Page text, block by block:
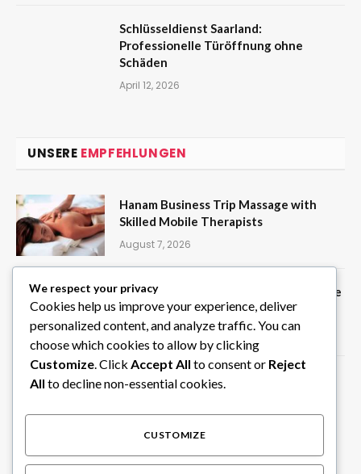
Schlüsseldienst Saarland:
Professionelle Türöffnung ohne
Schäden
April 12, 2026
UNSERE EMPFEHLUNGEN
Hanam Business Trip Massage with
Skilled Mobile Therapists
August 7, 2026
Create Random Picks Instantly with the
Wheel of Names Tool on ClassTools24
August 6, 2026
Privater Chauffeur in Südindien für
August 6, 2026
We respect your privacy
Cookies help us improve your experience, deliver
personalized content, and analyze traffic. You can
choose which cookies to allow by clicking
Customize. Click Accept All to consent or Reject
All to decline non-essential cookies.
CUSTOMIZE